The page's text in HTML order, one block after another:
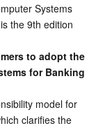
Systems
the 9th edition
to adopt the
for Banking
model for
clarifies the